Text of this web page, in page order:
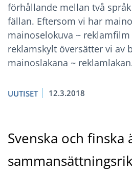
förhållande mellan två
fällan. Eftersom vi har
mainoselokuva ~
reklamskylt översätter vi av
mainoslakana ~
UUTISET 12.3.2018
Svenska och finska